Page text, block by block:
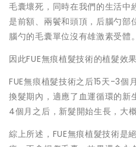
毛囊壞死，同時在我們的生活中
是前額、兩鬢和頭頂，后腦勺
腦勺的毛囊單位沒有雄激素受體
因此FUE無痕植髮技術的植髮效
FUE無痕植髮技術之后15天-3個
換髮期內，適應了血運循環的新
4個月之后，新髮開始生長，大
綜上所述，FUE無痕植髮技術是